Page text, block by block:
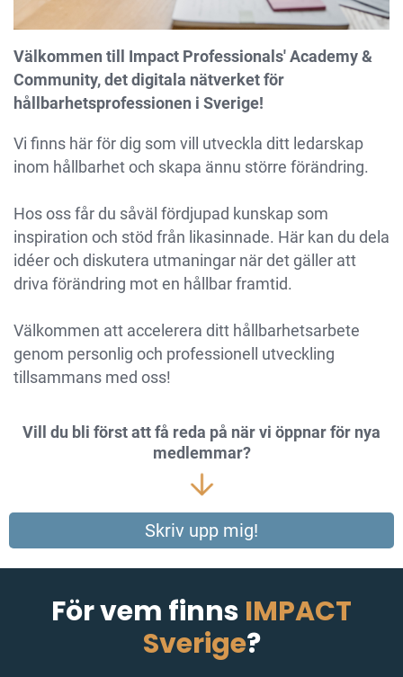
Välkommen till Impact Professionals' Academy &
Community, det digitala nätverket för
hållbarhetsprofessionen i Sverige!
Vi finns här för dig som vill utveckla ditt ledarskap
inom hållbarhet och skapa ännu större förändring.
Hos oss får du såväl fördjupad kunskap som
inspiration och stöd från likasinnade. Här kan du dela
idéer och diskutera utmaningar när det gäller att
driva förändring mot en hållbar framtid.
Välkommen att accelerera ditt hållbarhetsarbete
genom personlig och professionell utveckling
tillsammans med oss!
Vill du bli först att få reda på när vi öppnar för nya
medlemmar?
Skriv upp mig!
För vem finns IMPACT
Sverige?